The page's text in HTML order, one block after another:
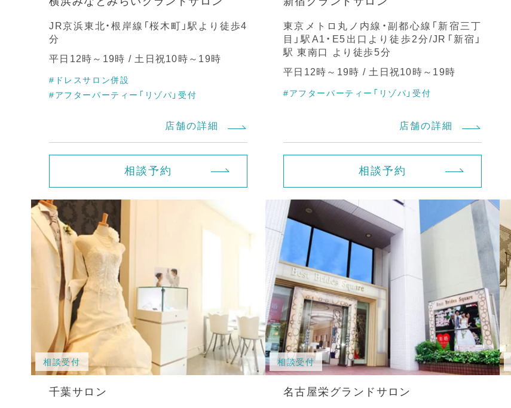
JR京浜東北・根岸線「桜木町」駅より徒歩4
分
平日12時～19時 / 土日祝10時～19時
#ドレスサロン併設
#アフターパーティー「リゾパ」受付
店舗の詳細
相談予約
東京メトロ丸ノ内線・副都心線「新宿三丁
目」駅A1・E5出口より徒歩2分/JR「新宿」
駅 東南口 より徒歩5分
平日12時～19時 / 土日祝10時～19時
#アフターパーティー「リゾパ」受付
店舗の詳細
相談予約
相談受付
千葉サロン
相談受付
名古屋栄グランドサロン